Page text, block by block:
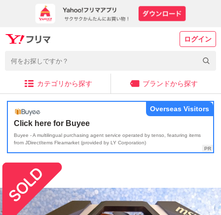
ログイン
カテゴリから探す ブランドから探す
Click here for Buyee
Buyee - A multilingual purchasing agent service operated by tenso, featuring items
from JDirectItems Fleamarket (provided by LY Corporation)
Overseas Visitors